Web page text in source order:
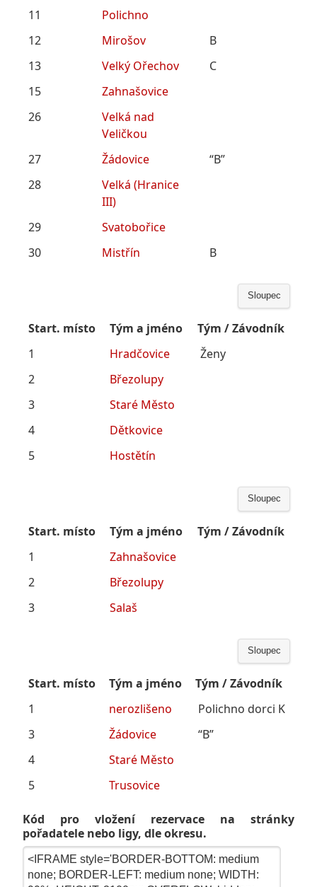
11
Polichno
12
Mirošov
B
13
Velký Ořechov
C
15
Zahnašovice
26
Velká nad
Veličkou
27
Žádovice
“B”
28
Velká (Hranice
III)
29
Svatobořice
30
Mistřín B
Sloupec
Start. místo Tým a jméno
Tým / Závodník
1
Hradčovice
Ženy
2
Březolupy
3
Staré Město
4
Dětkovice
5
Hostětín
Sloupec
Start. místo Tým a jméno
Tým / Závodník
1
Zahnašovice
2
Březolupy
3
Salaš
Sloupec
Start. místo Tým a jméno
Tým / Závodník
1
nerozlišeno
Polichno dorci K
3
Žádovice
“B”
4
Staré Město
5
Trusovice
Kód pro vložení rezervace na stránky
pořadatele nebo ligy, dle okresu.